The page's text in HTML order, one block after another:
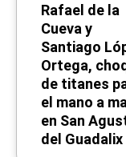
Rafael de la
Cueva y
Santiago
Ortega,
de titanes
el mano a
en San
del Guadalix